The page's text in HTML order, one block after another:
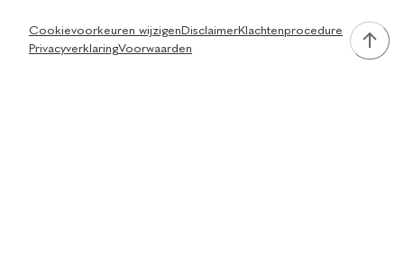
Cookievoorkeuren wijzigen DisclaimerKlachtenprocedure
PrivacyverklaringVoorwaarden